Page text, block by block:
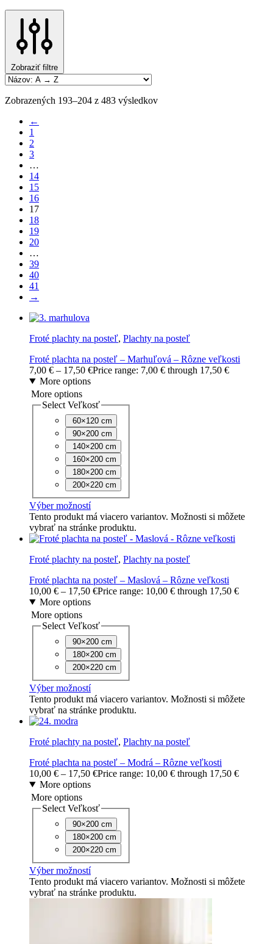
Zobraziť filtre
Zobrazených 193–204 z 483 výsledkov
←
1
2
3
…
14
15
16
17
18
19
20
…
39
40
41
→
Froté plachty na posteľ, Plachty na posteľ
Froté plachta na posteľ – Marhuľová – Rôzne veľkosti
7,00 € – 17,50 €Price range: 7,00 € through 17,50 €
More options
More options
Select Veľkosť
60×120 cm
90×200 cm
140×200 cm
160×200 cm
180×200 cm
200×220 cm
Výber možností
Tento produkt má viacero variantov. Možnosti si môžete
vybrať na stránke produktu.
Froté plachty na posteľ, Plachty na posteľ
Froté plachta na posteľ – Maslová – Rôzne veľkosti
10,00 € – 17,50 €Price range: 10,00 € through 17,50 €
More options
More options
Select Veľkosť
90×200 cm
180×200 cm
200×220 cm
Výber možností
Tento produkt má viacero variantov. Možnosti si môžete
vybrať na stránke produktu.
Froté plachty na posteľ, Plachty na posteľ
Froté plachta na posteľ – Modrá – Rôzne veľkosti
10,00 € – 17,50 €Price range: 10,00 € through 17,50 €
More options
More options
Select Veľkosť
90×200 cm
180×200 cm
200×220 cm
Výber možností
Tento produkt má viacero variantov. Možnosti si môžete
vybrať na stránke produktu.